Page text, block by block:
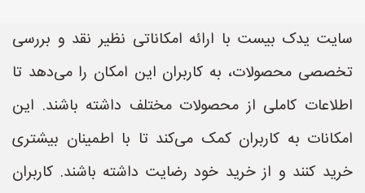
سایت یدک بیست با ارائه امکاناتی نظیر نقد و بررسی
تخصصی محصولات، به کاربران این امکان را می‌دهد تا
اطلاعات کاملی از محصولات مختلف داشته باشند. این
امکانات به کاربران کمک می‌کند تا با اطمینان بیشتری
خرید کنند و از خرید خود رضایت داشته باشند. کاربران